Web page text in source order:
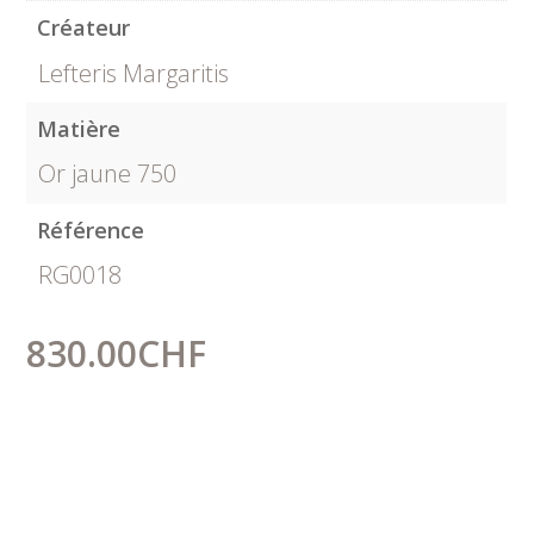
Créateur
Lefteris Margaritis
Matière
Or jaune 750
Référence
RG0018
830.00CHF